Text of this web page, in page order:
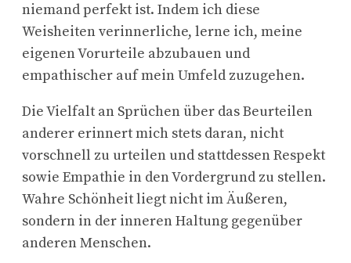
niemand perfekt ist. Indem ich diese
Weisheiten verinnerliche, lerne ich, meine
eigenen Vorurteile abzubauen und
empathischer auf mein Umfeld zuzugehen.
Die Vielfalt an Sprüchen über das Beurteilen
anderer erinnert mich stets daran, nicht
vorschnell zu urteilen und stattdessen Respekt
sowie Empathie in den Vordergrund zu stellen.
Wahre Schönheit liegt nicht im Äußeren,
sondern in der inneren Haltung gegenüber
anderen Menschen.